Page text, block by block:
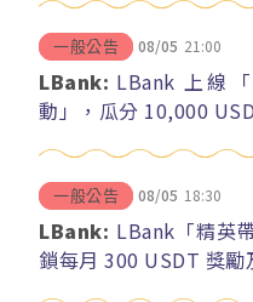
一般公告 08/05 21:00
LBank: LBank 上線
動」，瓜分 10,000
一般公告 08/05 18:30
LBank: LBank「精英
鎖每月 300 USDT 獎